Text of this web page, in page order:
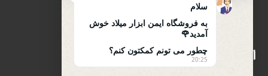
اینماد
سلام
به فروشگاه ایمن ابزار میلاد خوش
آمدید🌹
چطور می تونم کمکتون کنم؟
20:25